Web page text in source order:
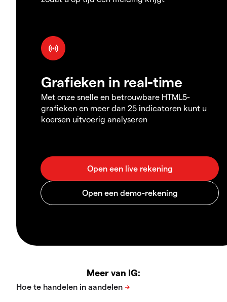
Grafieken in real-time
Met onze snelle en betrouwbare HTML5-
grafieken en meer dan 25 indicatoren kunt u
koersen uitvoerig analyseren
Meer van IG: